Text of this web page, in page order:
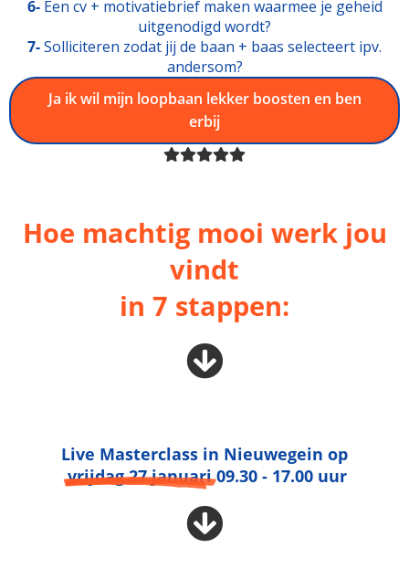
6-Een cv + motivatiebrief maken waarmee je geheid
uitgenodigd wordt?
7-Solliciteren zodat jij de baan + baas selecteert ipv.
andersom?
Ja ik wil mijn loopbaan lekker boosten en ben
erbij
Hoe machtig mooi werk jou
vindt
in 7 stappen:
Live Masterclass in Nieuwegein op
vrijdag 27 januari09.30 - 17.00 uur